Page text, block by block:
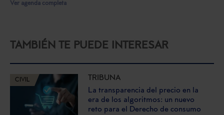
Ver agenda completa
TAMBIÉN TE PUEDE INTERESAR
CIVIL
TRIBUNA
La transparencia del precio en la
era de los algoritmos: un nuevo
reto para el Derecho de consumo